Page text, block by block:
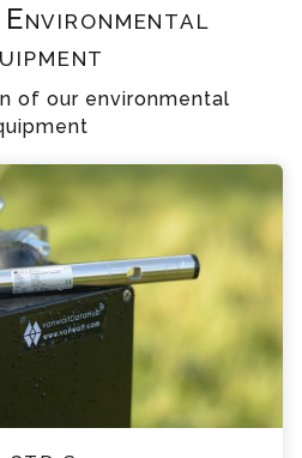
of our environmental